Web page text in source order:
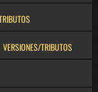
VERSIONES/TRIBUTOS